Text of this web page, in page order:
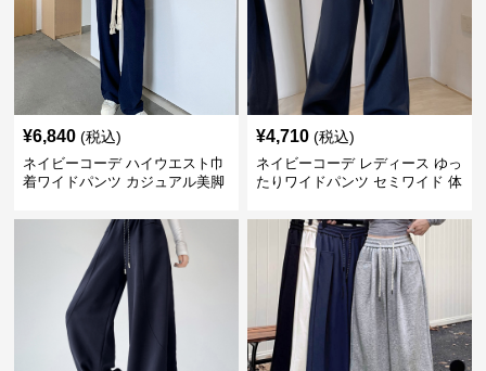
¥6,840 (税込)
ネイビーコーデ ハイウエスト巾
着ワイドパンツ カジュアル美脚
¥4,710 (税込)
ネイビーコーデ レディース ゆっ
たりワイドパンツ セミワイド 体